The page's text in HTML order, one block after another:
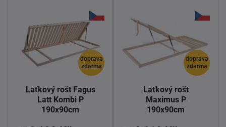
doprava
zdarma
Laťkový rošt Fagus
Latt Kombi P
190x90cm
doprava
zdarma
Laťkový rošt
Maximus P
190x90cm